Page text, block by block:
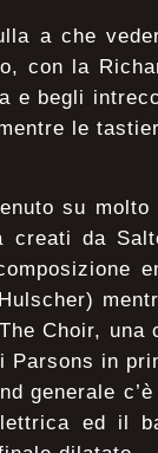
a che
con la
e begli
le
su molto
da
Choir, una
in
generale
ed il